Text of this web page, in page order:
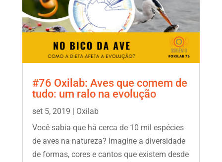
#76 Oxilab: Aves que comem de
tudo: um ralo na evolução
set 5, 2019 | Oxilab
Você sabia que há cerca de 10 mil espécies
de aves na natureza? Imagine a diversidade
de formas, cores e cantos que existem desde